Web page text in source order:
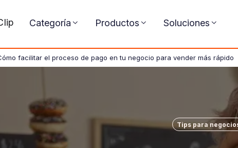
Categoría Productos Soluciones
facilitar el proceso de pago en tu negocio para vender más rápido
Tips para